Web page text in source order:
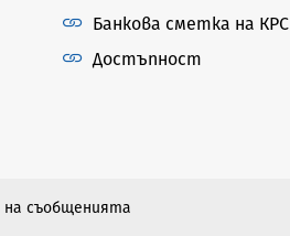
Банкова сметка на КРС
Достъпност
на съобщенията